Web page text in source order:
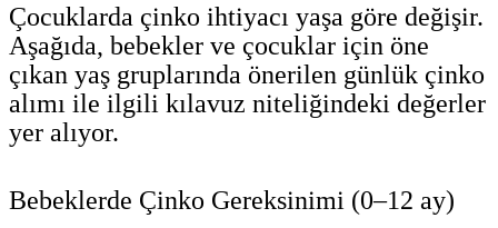
Çocuklarda çinko ihtiyacı yaşa göre değişir.
Aşağıda, bebekler ve çocuklar için öne
çıkan yaş gruplarında önerilen günlük çinko
alımı ile ilgili kılavuz niteliğindeki değerler
yer alıyor.
Bebeklerde Çinko Gereksinimi (0–12 ay)